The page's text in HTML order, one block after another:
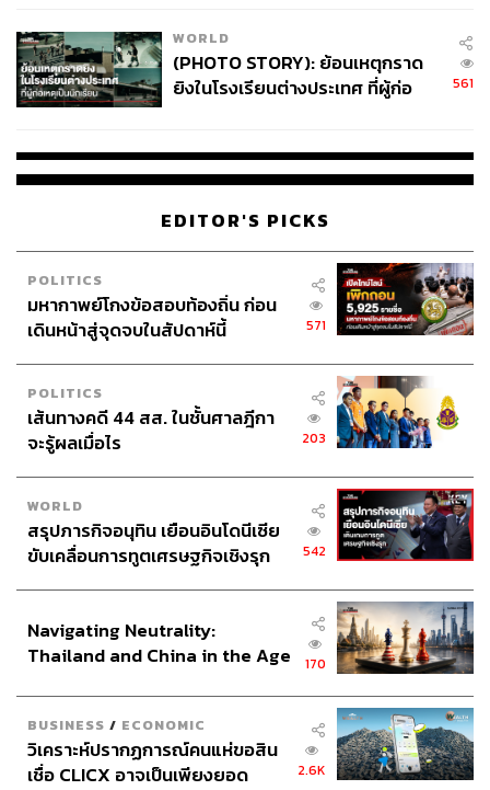
WORLD
(PHOTO STORY): ย้อนเหตุกราด
ยิงในโรงเรียนต่างประเทศ ที่ผู้ก่อ
561
EDITOR'S PICKS
POLITICS
มหากาพย์โกงข้อสอบท้องถิ่น ก่อน
เดินหน้าสู่จุดจบในสัปดาห์นี้
571
POLITICS
เส้นทางคดี 44 สส. ในชั้นศาลฎีกา
จะรู้ผลเมื่อไร
203
WORLD
สรุปภารกิจอนุทิน เยือนอินโดนีเซีย
ขับเคลื่อนการทูตเศรษฐกิจเชิงรุก
542
Navigating Neutrality:
Thailand and China in the Age
170
BUSINESS / ECONOMIC
วิเคราะห์ปรากฏการณ์คนแห่ขอสิน
เชื่อ CLICX อาจเป็นเพียงยอด
2.6K